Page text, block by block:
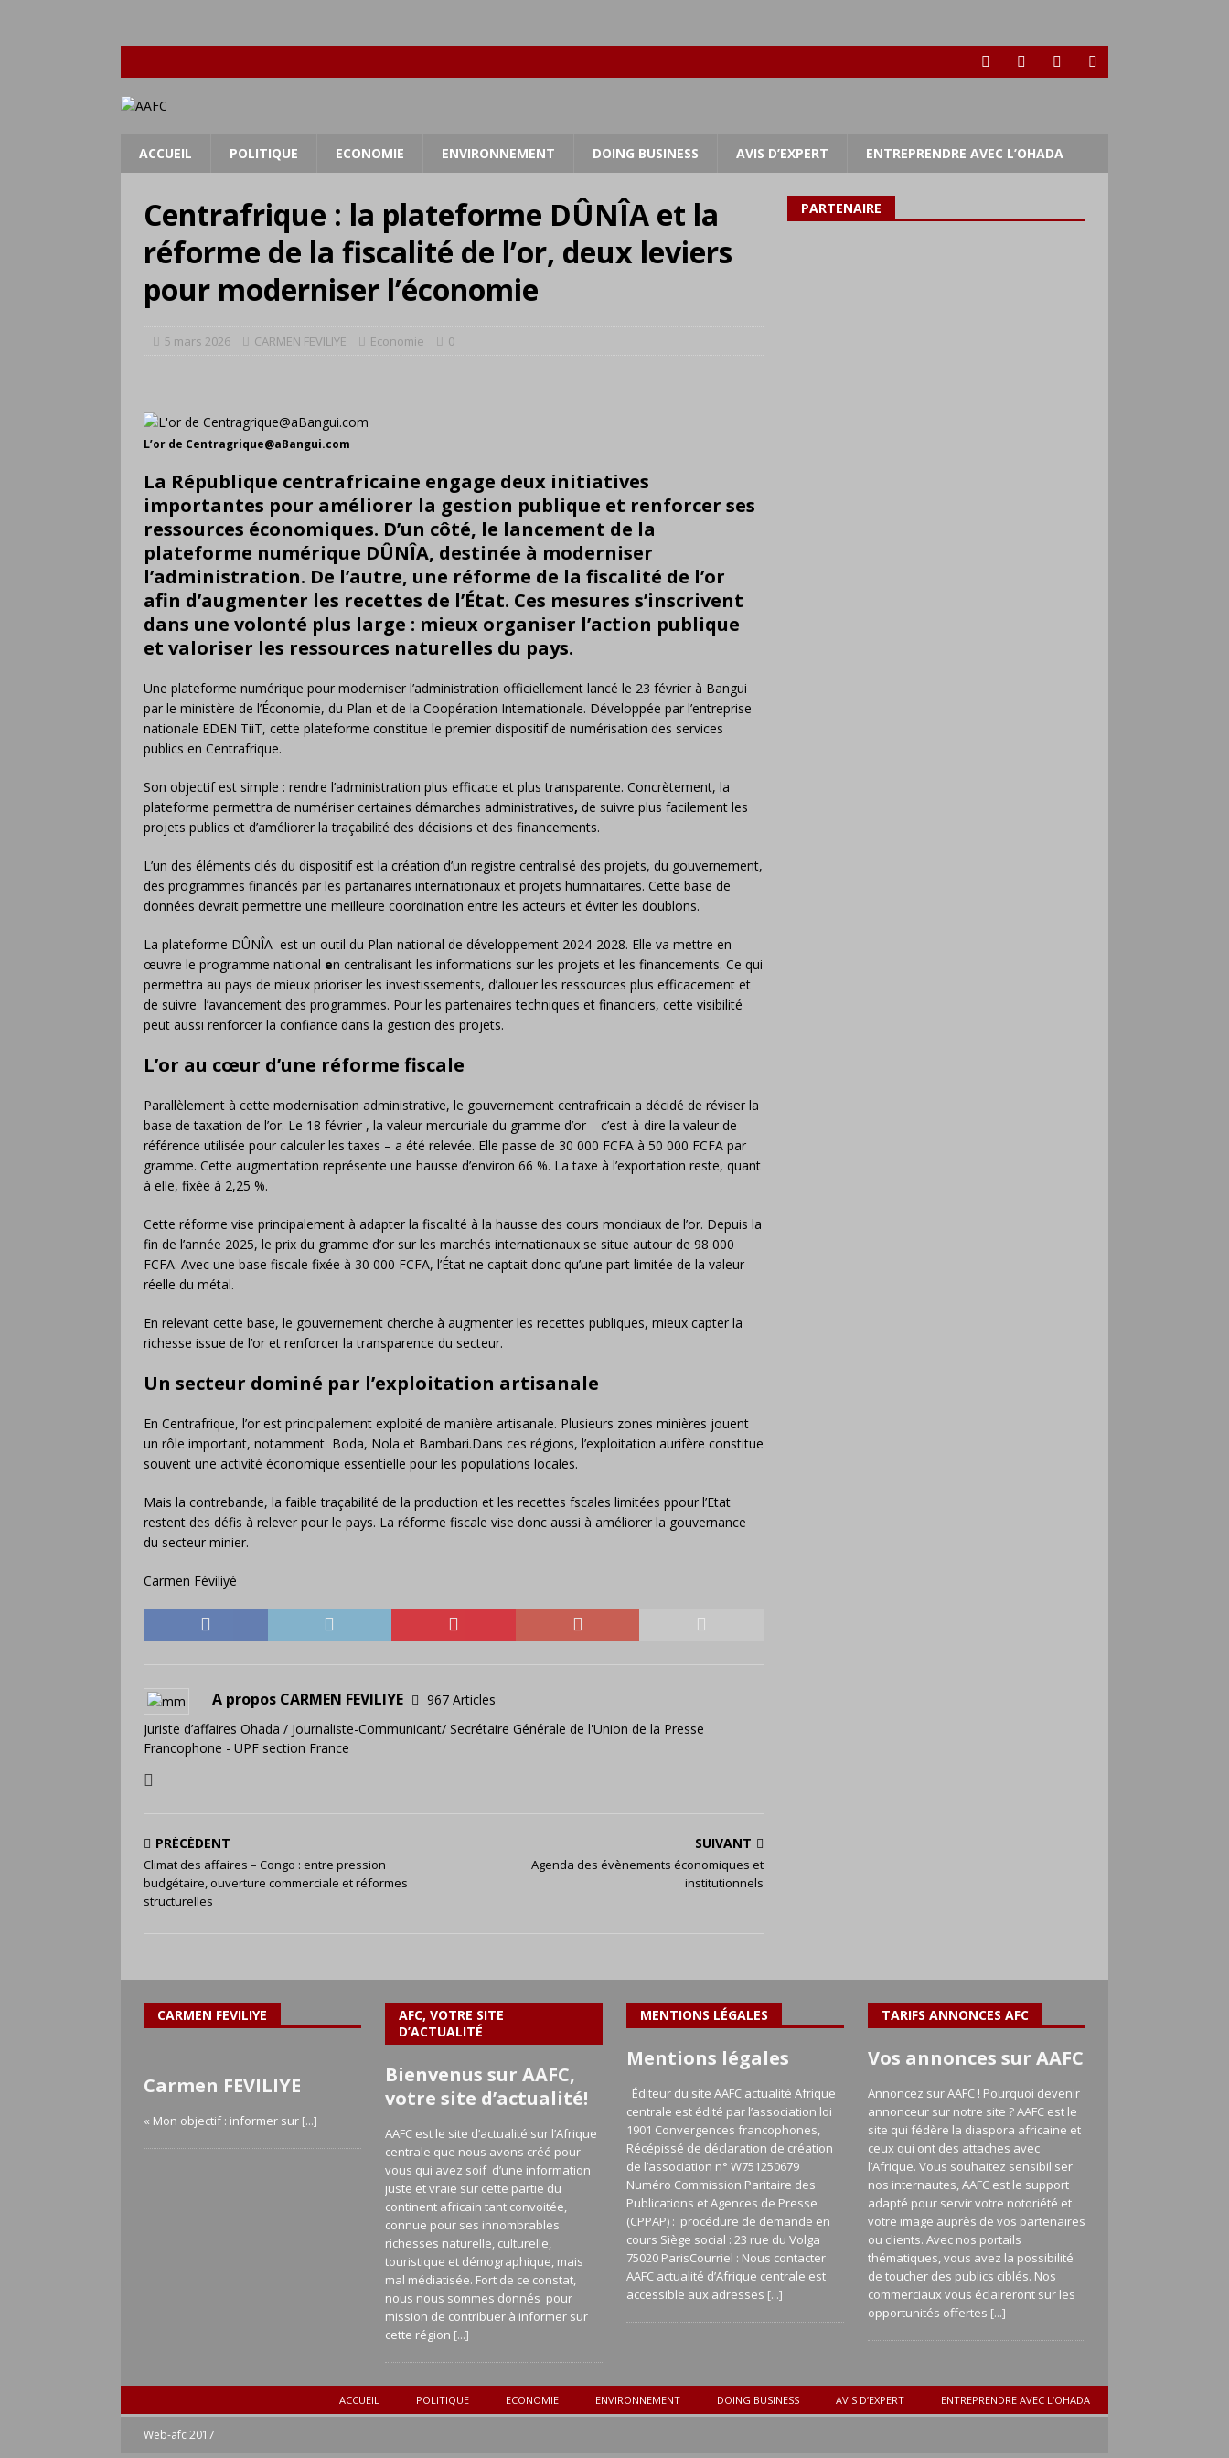
ACCUEIL POLITIQUE ECONOMIE ENVIRONNEMENT DOING BUSINESS AVIS D’EXPERT ENTREPRENDRE AVEC L’OHADA
Centrafrique : la plateforme DÛNÎA et la
réforme de la fiscalité de l’or, deux leviers
pour moderniser l’économie
5 mars 2026 CARMEN FEVILIYE Economie 0
L’or de Centragrique@aBangui.com
La République centrafricaine engage deux initiatives
importantes pour améliorer la gestion publique et renforcer ses
ressources économiques. D’un côté, le lancement de la
plateforme numérique DÛNÎA, destinée à moderniser
l’administration. De l’autre, une réforme de la fiscalité de l’or
afin d’augmenter les recettes de l’État. Ces mesures s’inscrivent
dans une volonté plus large : mieux organiser l’action publique
et valoriser les ressources naturelles du pays.
Une plateforme numérique pour moderniser l’administration officiellement lancé le 23 février à Bangui
par le ministère de l’Économie, du Plan et de la Coopération Internationale. Développée par l’entreprise
nationale EDEN TiiT, cette plateforme constitue le premier dispositif de numérisation des services
publics en Centrafrique.
Son objectif est simple : rendre l’administration plus efficace et plus transparente. Concrètement, la
plateforme permettra de numériser certaines démarches administratives, de suivre plus facilement les
projets publics et d’améliorer la traçabilité des décisions et des financements.
L’un des éléments clés du dispositif est la création d’un registre centralisé des projets, du gouvernement,
des programmes financés par les partanaires internationaux et projets humnaitaires. Cette base de
données devrait permettre une meilleure coordination entre les acteurs et éviter les doublons.
La plateforme DÛNÎA est un outil du Plan national de développement 2024-2028. Elle va mettre en
œuvre le programme national en centralisant les informations sur les projets et les financements. Ce qui
permettra au pays de mieux prioriser les investissements, d’allouer les ressources plus efficacement et
de suivre l’avancement des programmes. Pour les partenaires techniques et financiers, cette visibilité
peut aussi renforcer la confiance dans la gestion des projets.
L’or au cœur d’une réforme fiscale
Parallèlement à cette modernisation administrative, le gouvernement centrafricain a décidé de réviser la
base de taxation de l’or. Le 18 février , la valeur mercuriale du gramme d’or – c’est-à-dire la valeur de
référence utilisée pour calculer les taxes – a été relevée. Elle passe de 30 000 FCFA à 50 000 FCFA par
gramme. Cette augmentation représente une hausse d’environ 66 %. La taxe à l’exportation reste, quant
à elle, fixée à 2,25 %.
Cette réforme vise principalement à adapter la fiscalité à la hausse des cours mondiaux de l’or. Depuis la
fin de l’année 2025, le prix du gramme d’or sur les marchés internationaux se situe autour de 98 000
FCFA. Avec une base fiscale fixée à 30 000 FCFA, l’État ne captait donc qu’une part limitée de la valeur
réelle du métal.
En relevant cette base, le gouvernement cherche à augmenter les recettes publiques, mieux capter la
richesse issue de l’or et renforcer la transparence du secteur.
Un secteur dominé par l’exploitation artisanale
En Centrafrique, l’or est principalement exploité de manière artisanale. Plusieurs zones minières jouent
un rôle important, notamment Boda, Nola et Bambari.Dans ces régions, l’exploitation aurifère constitue
souvent une activité économique essentielle pour les populations locales.
Mais la contrebande, la faible traçabilité de la production et les recettes fscales limitées ppour l’Etat
restent des défis à relever pour le pays. La réforme fiscale vise donc aussi à améliorer la gouvernance
du secteur minier.
Carmen Féviliyé
A propos CARMEN FEVILIYE
967 Articles
Juriste d’affaires Ohada / Journaliste-Communicant/ Secrétaire Générale de l'Union de la Presse
Francophone - UPF section France
PRÉCÉDENT
Climat des affaires – Congo : entre pression
budgétaire, ouverture commerciale et réformes
structurelles
SUIVANT
Agenda des évènements économiques et
institutionnels
PARTENAIRE
CARMEN FEVILIYE
Carmen FEVILIYE
« Mon objectif : informer sur [...]
AFC, VOTRE SITE
D’ACTUALITÉ
Bienvenus sur AAFC,
votre site d’actualité!
AAFC est le site d’actualité sur l’Afrique
centrale que nous avons créé pour
vous qui avez soif d’une information
juste et vraie sur cette partie du
continent africain tant convoitée,
connue pour ses innombrables
richesses naturelle, culturelle,
touristique et démographique, mais
mal médiatisée. Fort de ce constat,
nous nous sommes donnés pour
mission de contribuer à informer sur
cette région [...]
MENTIONS LÉGALES
Mentions légales
Éditeur du site AAFC actualité Afrique
centrale est édité par l’association loi
1901 Convergences francophones,
Récépissé de déclaration de création
de l’association n° W751250679
Numéro Commission Paritaire des
Publications et Agences de Presse
(CPPAP) : procédure de demande en
cours Siège social : 23 rue du Volga
75020 ParisCourriel : Nous contacter
AAFC actualité d’Afrique centrale est
accessible aux adresses [...]
TARIFS ANNONCES AFC
Vos annonces sur AAFC
Annoncez sur AAFC ! Pourquoi devenir
annonceur sur notre site ? AAFC est le
site qui fédère la diaspora africaine et
ceux qui ont des attaches avec
l’Afrique. Vous souhaitez sensibiliser
nos internautes, AAFC est le support
adapté pour servir votre notoriété et
votre image auprès de vos partenaires
ou clients. Avec nos portails
thématiques, vous avez la possibilité
de toucher des publics ciblés. Nos
commerciaux vous éclaireront sur les
opportunités offertes [...]
ACCUEIL POLITIQUE ECONOMIE ENVIRONNEMENT DOING BUSINESS AVIS D’EXPERT ENTREPRENDRE AVEC L’OHADA
Web-afc 2017